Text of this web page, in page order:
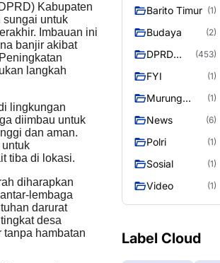
Kabupaten
sungai untuk
Imbauan ini
banjir akibat
langkah
lingkungan
diimbau untuk
dan aman.
tiba di lokasi.
diharapkan
lembaga
darurat
desa
hambatan
Barito Timur (1)
Budaya (2)
DPRD
RAYA
(453)
FYI (1)
Murung
(1)
News (6)
Polri (1)
Sosial (1)
Video (1)
Label Cloud